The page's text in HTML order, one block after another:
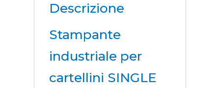
Descrizione
Stampante
industriale per
cartellini SINGLE